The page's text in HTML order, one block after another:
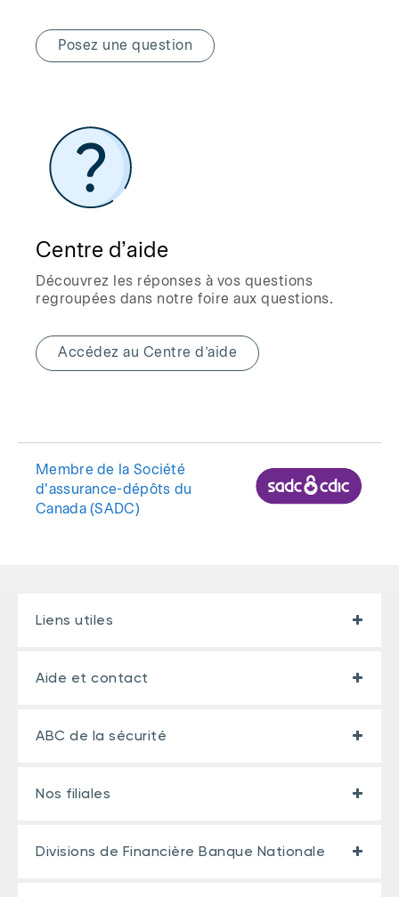
Posez une question
Centre d’aide
Découvrez les réponses à vos questions
regroupées dans notre foire aux questions.
Accédez au Centre d’aide
Membre de la Société
d'assurance-dépôts du
Canada (SADC)
Liens utiles
Aide et contact
ABC de la sécurité
Nos filiales
Divisions de Financière Banque Nationale